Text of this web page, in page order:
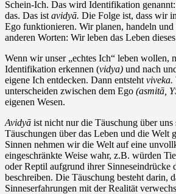
Schein-Ich. Das wird Identifikation
das. Das ist avidyā. Die Folge ist, dass wir
Ego funktionieren. Wir planen, handeln und
anderen Worten: Wir leben das Leben
Wenn wir unser „echtes Ich“ leben wollen,
Identifikation erkennen (vidya) und nach
eigene Ich entdecken. Dann entsteht viveka.
unterscheiden zwischen dem Ego (asmitā,
eigenen Wesen.
Avidyā ist nicht nur die Täuschung über uns
Täuschungen über das Leben und die Welt
Sinnen nehmen wir die Welt auf eine
eingeschränkte Weise wahr, z.B. würden
oder Reptil aufgrund ihrer Sinneseindrücke
beschreiben. Die Täuschung besteht darin,
Sinneserfahrungen mit der Realität